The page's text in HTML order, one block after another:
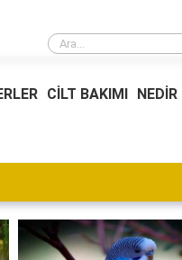
Rüyada Annenin Erkek Bebek
CİLT BAKIMI NEDİR